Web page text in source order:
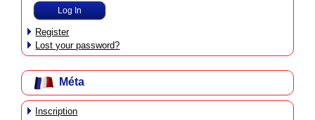
Register
Lost your password?
Méta
Inscription